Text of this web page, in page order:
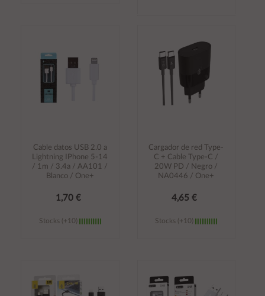
carrito
Cable datos USB 2.0 a
Lightning IPhone 5-14
/ 1m / 3.4a / AA101 /
Blanco / One+
1,70 €
Stocks (+10)
carrito
Cargador de red Type-
C + Cable Type-C /
20W PD / Negro /
NA0446 / One+
4,65 €
Stocks (+10)
carrito